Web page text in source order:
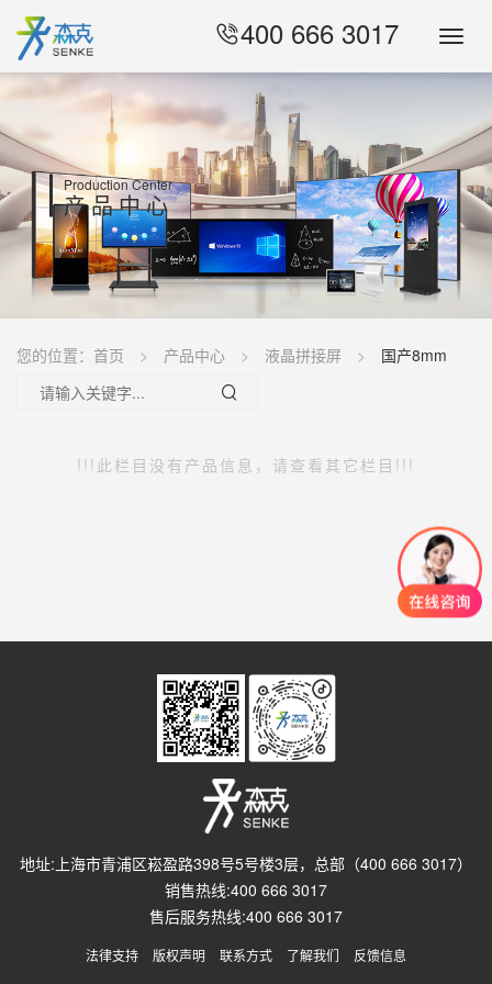
400 666 3017
Production Center
产品中心
您的位置： 首页 产品中心 液晶拼接屏 国产8mm
!!!此栏目没有产品信息，请查看其它栏目!!!
地址:上海市青浦区崧盈路398号5号楼3层，总部（400 666 3017）
销售热线:400 666 3017
售后服务热线:400 666 3017
法律支持 版权声明 联系方式 了解我们 反馈信息